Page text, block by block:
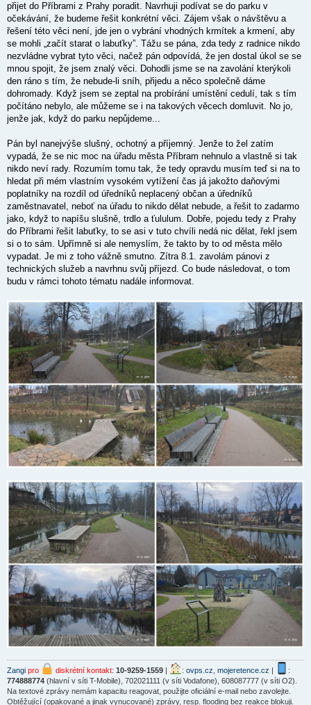
přijet do Příbrami z Prahy poradit. Navrhuji podívat se do parku v
očekávání, že budeme řešit konkrétní věci. Zájem však o návštěvu a
řešení této věci není, jde jen o vybrání vhodných krmítek a krmení, aby
se mohli „začít starat o labuťky”. Tážu se pána, zda tedy z radnice nikdo
nezvládne vybrat tyto věci, načež pán odpovídá, že jen dostal úkol se se
mnou spojit, že jsem znalý věci. Dohodli jsme se na zavolání kterýkoli
den ráno s tím, že nebude-li sníh, přijedu a něco společně dáme
dohromady. Když jsem se zeptal na probírání umístění cedulí, tak s tím
počítáno nebylo, ale můžeme se i na takových věcech domluvit. No jo,
jenže jak, když do parku nepůjdeme...
Pán byl nanejvýše slušný, ochotný a příjemný. Jenže to žel zatím
vypadá, že se nic moc na úřadu města Příbram nehnulo a vlastně si tak
nikdo neví rady. Rozumím tomu tak, že tedy opravdu musím teď si na to
hledat při mém vlastním vysokém vytížení čas já jakožto daňovými
poplatníky na rozdíl od úředníků neplacený občan a úředníků
zaměstnavatel, neboť na úřadu to nikdo dělat nebude, a řešit to zadarmo
jako, když to napíšu slušně, trdlo a ťululum. Dobře, pojedu tedy z Prahy
do Příbrami řešit labuťky, to se asi v tuto chvíli nedá nic dělat, řekl jsem
si o to sám. Upřímně si ale nemyslím, že takto by to od města mělo
vypadat. Je mi z toho vážně smutno. Zítra 8.1. zavolám pánovi z
technických služeb a navrhnu svůj příjezd. Co bude následovat, o tom
budu v rámci tohoto tématu nadále informovat.
Zangi pro diskrétní kontakt: 10-9259-1559 : ovps.cz, mojeretence.cz
:
774888774 (hlavní v síti T-Mobile), 702021111 (v síti Vodafone), 608087777 (v síti O2).
Na textové zprávy nemám kapacitu reagovat, použijte oficiální e-mail nebo zavolejte.
Obtěžující (opakované a jinak vynucované) zprávy, resp. flooding bez reakce blokuji.